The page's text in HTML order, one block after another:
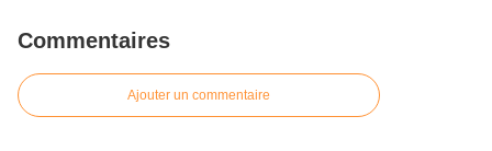
Commentaires
Ajouter un commentaire